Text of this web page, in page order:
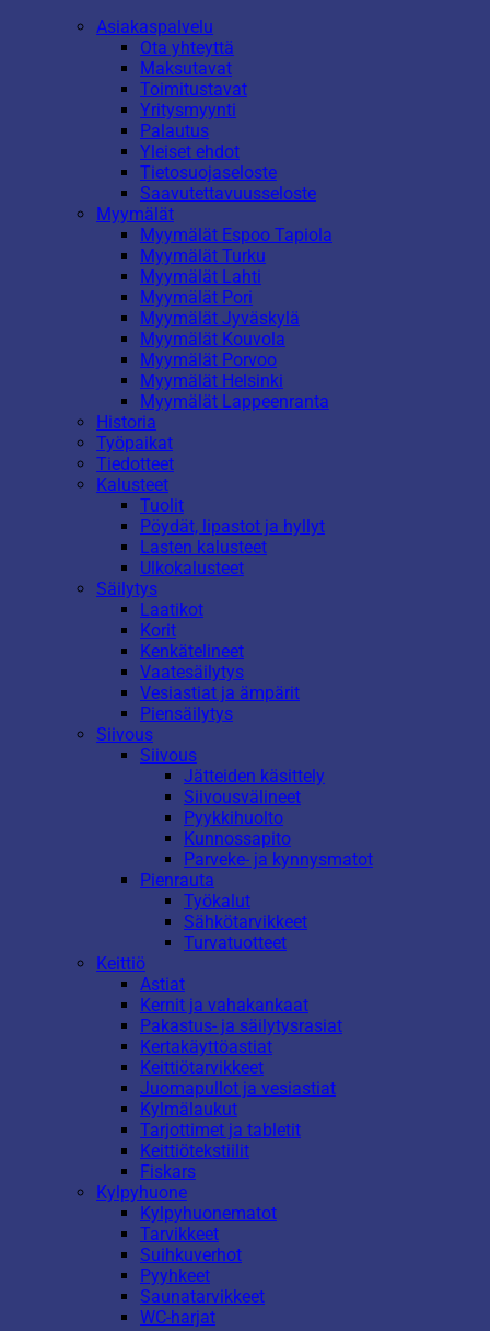
Asiakaspalvelu
Ota yhteyttä
Maksutavat
Toimitustavat
Yritysmyynti
Palautus
Yleiset ehdot
Tietosuojaseloste
Saavutettavuusseloste
Myymälät
Myymälät Espoo Tapiola
Myymälät Turku
Myymälät Lahti
Myymälät Pori
Myymälät Jyväskylä
Myymälät Kouvola
Myymälät Porvoo
Myymälät Helsinki
Myymälät Lappeenranta
Historia
Työpaikat
Tiedotteet
Kalusteet
Tuolit
Pöydät, lipastot ja hyllyt
Lasten kalusteet
Ulkokalusteet
Säilytys
Laatikot
Korit
Kenkätelineet
Vaatesäilytys
Vesiastiat ja ämpärit
Piensäilytys
Siivous
Siivous
Jätteiden käsittely
Siivousvälineet
Pyykkihuolto
Kunnossapito
Parveke- ja kynnysmatot
Pienrauta
Työkalut
Sähkötarvikkeet
Turvatuotteet
Keittiö
Astiat
Kernit ja vahakankaat
Pakastus- ja säilytysrasiat
Kertakäyttöastiat
Keittiötarvikkeet
Juomapullot ja vesiastiat
Kylmälaukut
Tarjottimet ja tabletit
Keittiötekstiilit
Fiskars
Kylpyhuone
Kylpyhuonematot
Tarvikkeet
Suihkuverhot
Pyyhkeet
Saunatarvikkeet
WC-harjat